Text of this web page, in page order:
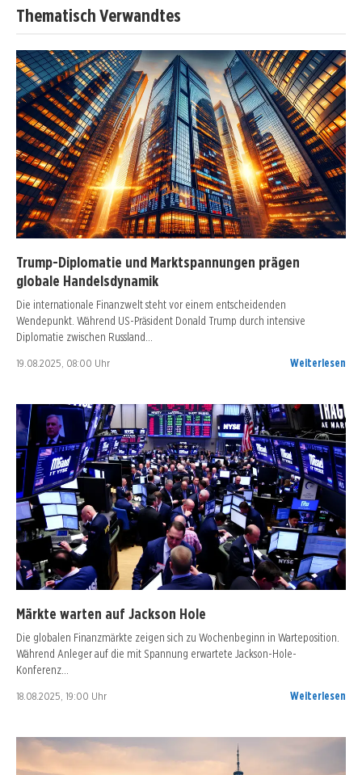
Thematisch Verwandtes
Trump-Diplomatie und Marktspannungen prägen
globale Handelsdynamik
Die internationale Finanzwelt steht vor einem entscheidenden
Wendepunkt. Während US-Präsident Donald Trump durch intensive
Diplomatie zwischen Russland…
19.08.2025, 08:00 Uhr Weiterlesen
Märkte warten auf Jackson Hole
Die globalen Finanzmärkte zeigen sich zu Wochenbeginn in Warteposition.
Während Anleger auf die mit Spannung erwartete Jackson-Hole-
Konferenz…
18.08.2025, 19:00 Uhr Weiterlesen